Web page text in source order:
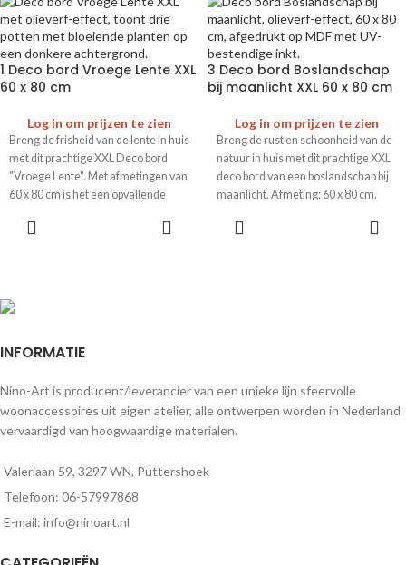
1 Deco bord Vroege Lente XXL
60 x 80 cm
Log in om prijzen te zien
Breng de frisheid van de lente in huis
met dit prachtige XXL Deco bord
"Vroege Lente". Met afmetingen van
60 x 80 cm is het een opvallende
3 Deco bord Boslandschap
bij maanlicht XXL 60 x 80 cm
Log in om prijzen te zien
Breng de rust en schoonheid van de
natuur in huis met dit prachtige XXL
deco bord van een boslandschap bij
maanlicht. Afmeting: 60 x 80 cm.
elke ruimte.
INFORMATIE
Nino-Art is producent/leverancier van een unieke lijn sfeervolle
woonaccessoires uit eigen atelier, alle ontwerpen worden in Nederland
vervaardigd van hoogwaardige materialen.
Valeriaan 59, 3297 WN, Puttershoek
Telefoon: 06-57997868
E-mail: info@ninoart.nl